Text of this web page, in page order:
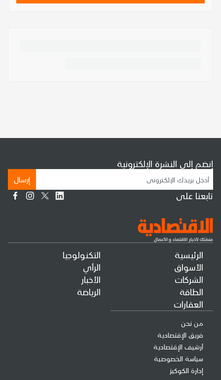
الرئيسية
الأسواق
الشركات
الطاقة
العقارات
التكنولوجيا
الرأي
الأخبار
الرياضة
من نحن
فريق الإقتصادية
أرشيف الإقتصادية
سياسة الخصوصية
إدارة الكوكيز
إنضم إلى النشرة الإلكترونية
إرسال
تابعنا على